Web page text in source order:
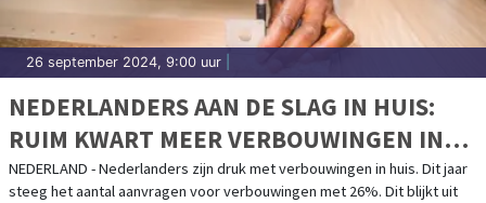
26 september 2024, 9:00 uur
NEDERLANDERS AAN DE SLAG IN HUIS:
RUIM KWART MEER VERBOUWINGEN IN
2024
NEDERLAND - Nederlanders zijn druk met verbouwingen in huis. Dit jaar
steeg het aantal aanvragen voor verbouwingen met 26%. Dit blijkt uit